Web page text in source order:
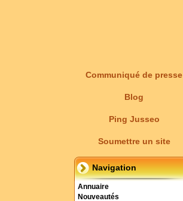
Communiqué de presse
Blog
Ping Jusseo
Soumettre un site
Navigation
Annuaire
Nouveautés